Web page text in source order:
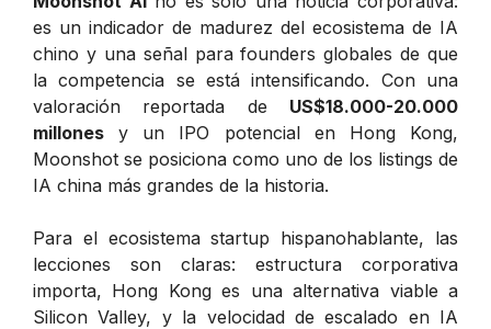
es un indicador de madurez del ecosistema de IA
chino y una señal para founders globales de que
la competencia se está intensificando. Con una
valoración reportada de US$18.000-20.000
millones y un IPO potencial en Hong Kong,
Moonshot se posiciona como uno de los listings de
IA china más grandes de la historia.
Para el ecosistema startup hispanohablante, las
lecciones son claras: estructura corporativa
importa, Hong Kong es una alternativa viable a
Silicon Valley, y la velocidad de escalado en IA